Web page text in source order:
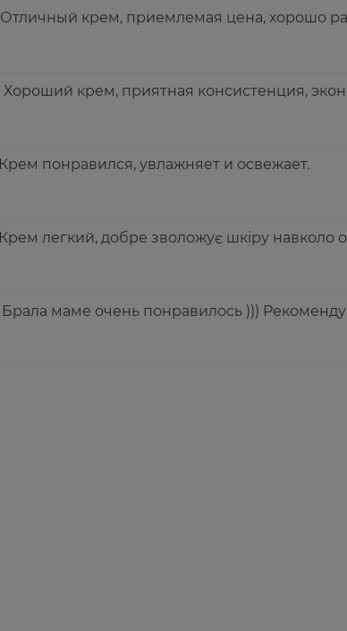
Отличный крем, приемлемая цена, хорошо
Хороший крем, приятная консистенция,
Крем понравился, увлажняет и освежает.
Крем легкий, добре зволожує шкіру навколо
Брала маме очень понравилось )))